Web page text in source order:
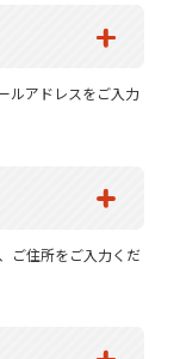
ルアドレスをご入力
ご住所をご入力くだ